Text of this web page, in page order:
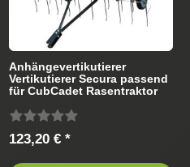
Anhängevertikutierer
Vertikutierer Secura passend
für CubCadet Rasentraktor
123,20 € *